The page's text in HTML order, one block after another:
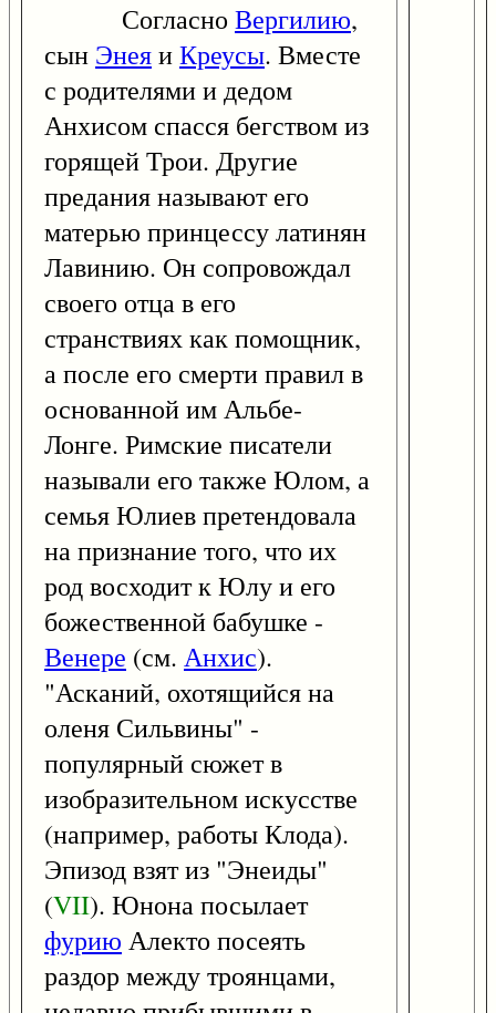
Согласно Вергилию,
сын ЭнеяиКреусы. Вместе
с родителями и дедом
Анхисом спасся бегством из
горящей Трои. Другие
предания называют его
матерью принцессу латинян
Лавинию. Он сопровождал
своего отца в его
странствиях как помощник,
а после его смерти правил в
основанной им Альбе-
Лонге. Римские писатели
называли его также Юлом, а
семья Юлиев претендовала
на признание того, что их
род восходит к Юлу и его
божественной бабушке -
Венере (см. Анхис).
"Асканий, охотящийся на
оленя Сильвины" -
популярный сюжет в
изобразительном искусстве
(например, работы Клода).
Эпизод взят из "Энеиды"
(VII). Юнона посылает
фурию Алекто посеять
раздор между троянцами,